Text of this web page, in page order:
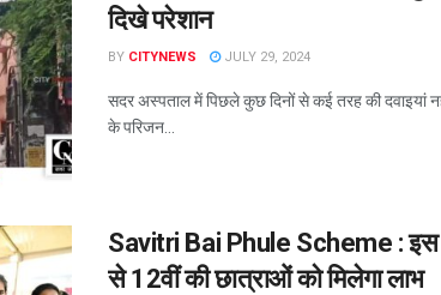
दिखे परेशान
BY CITYNEWS JULY 29, 2024
सदर अस्पताल में पिछले कुछ दिनों से कई तरह की दवाइयां
के परिजन...
Savitri Bai Phule Scheme : इस
से 12वीं की छात्राओं को मिलेगा लाभ